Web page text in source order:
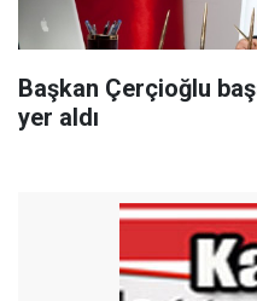
Başkan Çerçioğlu
yer aldı